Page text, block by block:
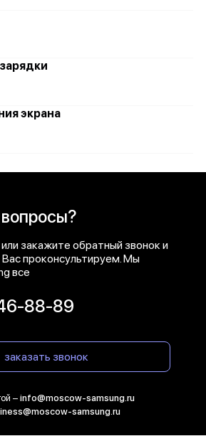
экрана
закажите обратный звонок и
проконсультируем. Мы
все
88-89
заказать звонок
– info@moscow-samsung.ru
samsung.ru